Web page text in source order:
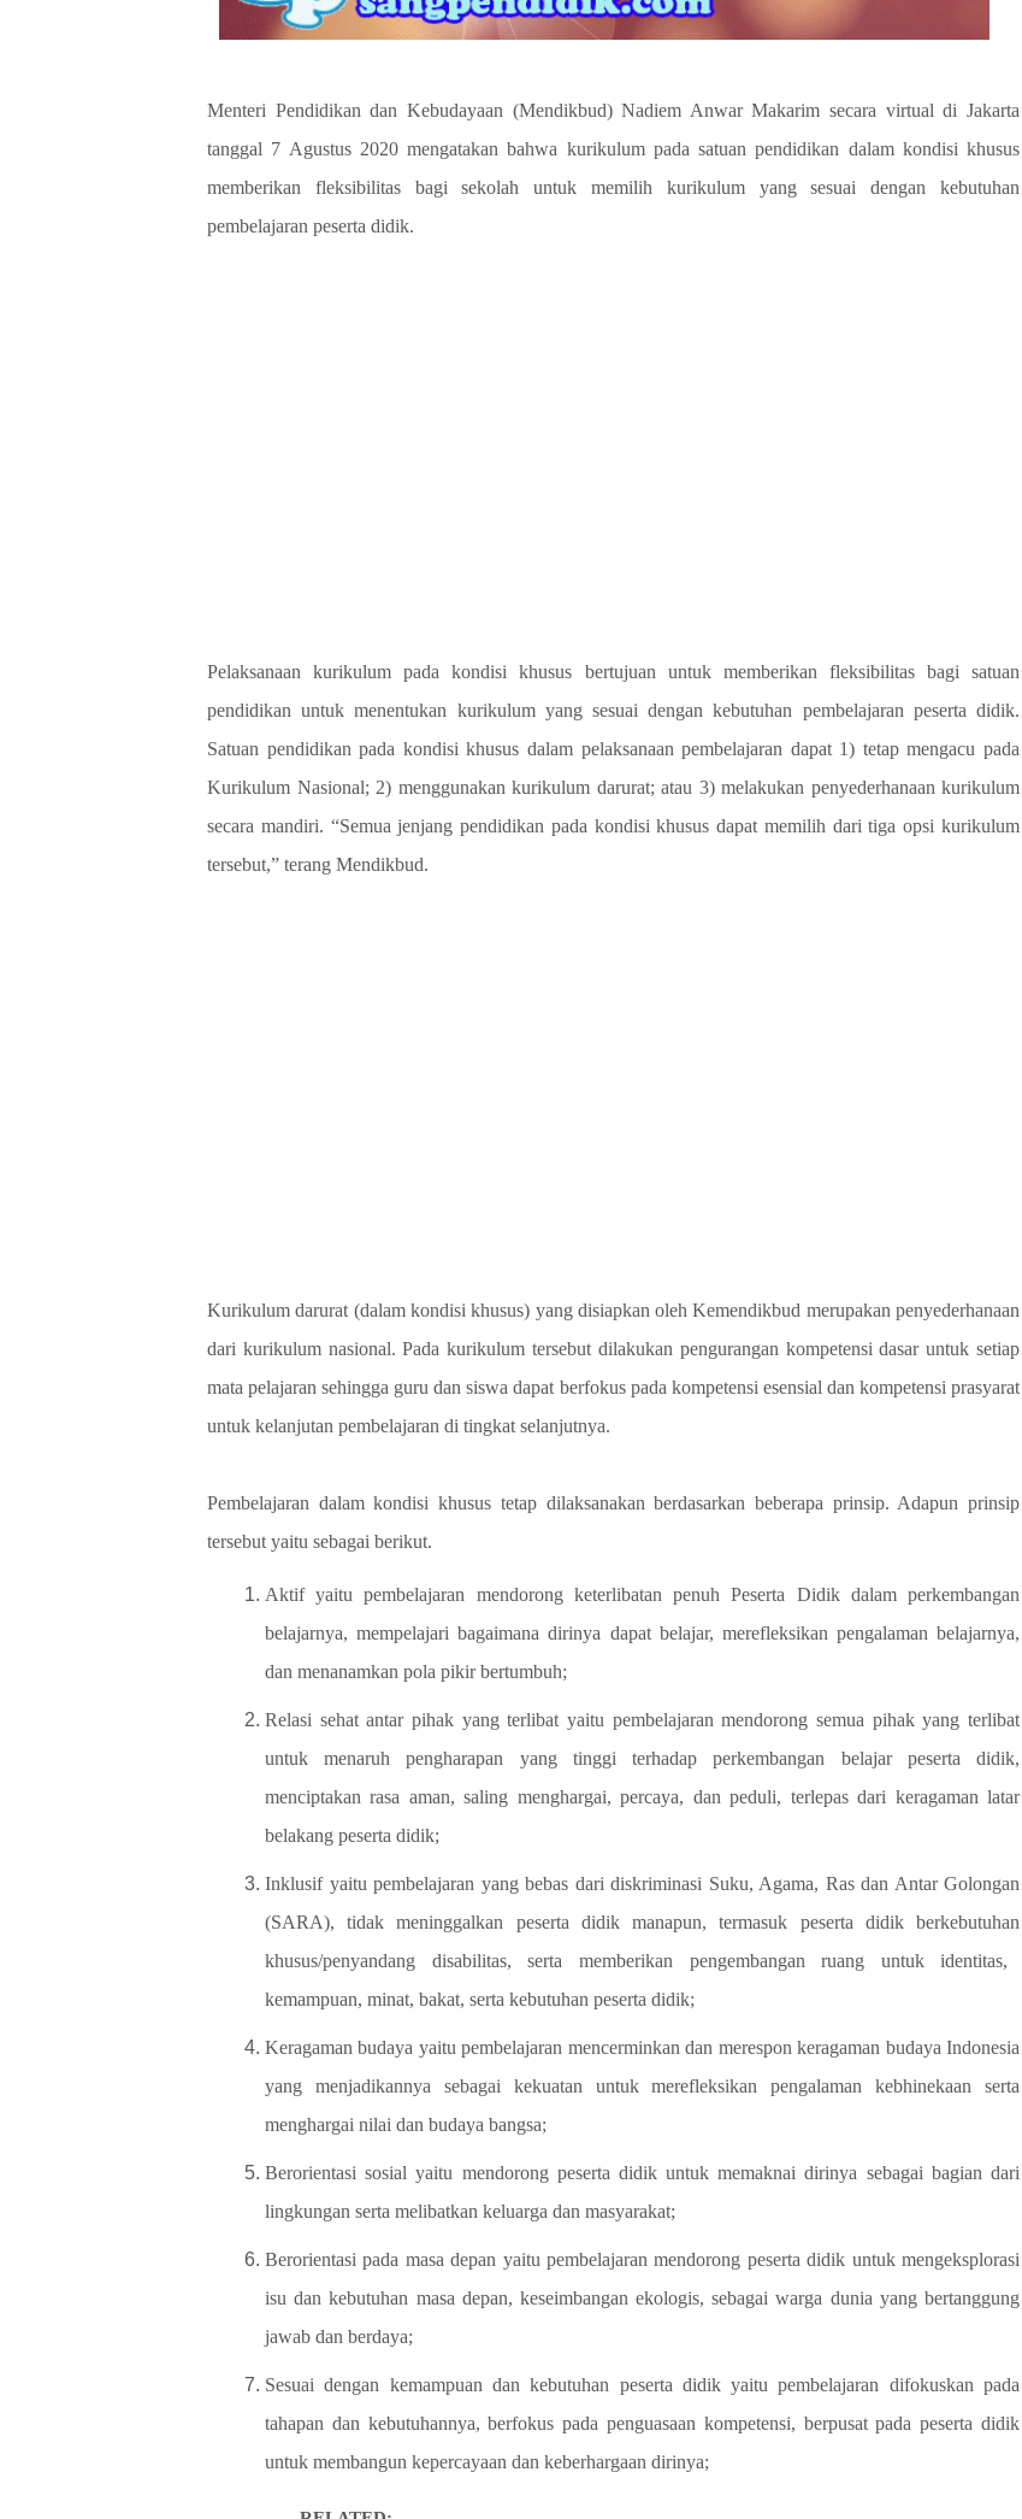
Menteri Pendidikan dan Kebudayaan (Mendikbud) Nadiem Anwar Makarim secara virtual di Jakarta
tanggal 7 Agustus 2020 mengatakan bahwa kurikulum pada satuan pendidikan dalam kondisi khusus
memberikan fleksibilitas bagi sekolah untuk memilih kurikulum yang sesuai dengan kebutuhan
pembelajaran peserta didik.
Pelaksanaan kurikulum pada kondisi khusus bertujuan untuk memberikan fleksibilitas bagi satuan
pendidikan untuk menentukan kurikulum yang sesuai dengan kebutuhan pembelajaran peserta didik.
Satuan pendidikan pada kondisi khusus dalam pelaksanaan pembelajaran dapat 1) tetap mengacu pada
Kurikulum Nasional; 2) menggunakan kurikulum darurat; atau 3) melakukan penyederhanaan kurikulum
secara mandiri. “Semua jenjang pendidikan pada kondisi khusus dapat memilih dari tiga opsi kurikulum
tersebut,” terang Mendikbud.
Kurikulum darurat (dalam kondisi khusus) yang disiapkan oleh Kemendikbud merupakan penyederhanaan
dari kurikulum nasional. Pada kurikulum tersebut dilakukan pengurangan kompetensi dasar untuk setiap
mata pelajaran sehingga guru dan siswa dapat berfokus pada kompetensi esensial dan kompetensi prasyarat
untuk kelanjutan pembelajaran di tingkat selanjutnya.
Pembelajaran dalam kondisi khusus tetap dilaksanakan berdasarkan beberapa prinsip. Adapun prinsip
tersebut yaitu sebagai berikut.
Aktif yaitu pembelajaran mendorong keterlibatan penuh Peserta Didik dalam perkembangan
belajarnya, mempelajari bagaimana dirinya dapat belajar, merefleksikan pengalaman belajarnya,
dan menanamkan pola pikir bertumbuh;
Relasi sehat antar pihak yang terlibat yaitu pembelajaranmendorong semua pihak yang terlibat
untuk menaruh pengharapan yang tinggi terhadap perkembangan belajarpeserta didik,
menciptakan rasa aman, saling menghargai, percaya, dan peduli, terlepas dari keragaman latar
belakang peserta didik;
Inklusif yaitu pembelajaran yang bebas dari diskriminasi Suku, Agama, Ras dan Antar Golongan
(SARA), tidak meninggalkan peserta didik manapun, termasuk peserta didik berkebutuhan
khusus/penyandang disabilitas, serta memberikanpengembangan ruang untuk identitas,
kemampuan, minat, bakat, serta kebutuhan peserta didik;
Keragaman budaya yaitu pembelajaran mencerminkan dan merespon keragaman budaya Indonesia
yang menjadikannyasebagai kekuatan untuk merefleksikan pengalaman kebhinekaan serta
menghargai nilai dan budaya bangsa;
Berorientasi sosial yaitu mendorong peserta didik untuk memaknai dirinya sebagai bagian dari
lingkungan serta melibatkan keluarga dan masyarakat;
Berorientasi pada masa depan yaitu pembelajaran mendorong peserta didik untuk mengeksplorasi
isu dan kebutuhan masadepan, keseimbangan ekologis, sebagai warga dunia yangbertanggung
jawab dan berdaya;
Sesuai dengan kemampuan dan kebutuhan peserta didik yaitu pembelajaran difokuskan pada
tahapan dan kebutuhannya, berfokus pada penguasaan kompetensi, berpusat pada peserta didik
untuk membangun kepercayaan dan keberhargaan dirinya;